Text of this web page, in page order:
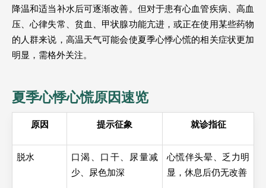
降温和适当补水后可逐渐改善。但对于患有心血管疾病、高血
压、心律失常、贫血、甲状腺功能亢进，或正在使用某些药物
的人群来说，高温天气可能会使夏季心悸心慌的相关症状更加
明显，需格外关注。
夏季心悸心慌原因速览
原因 提示征象 就诊指征
脱水
口渴、口干、尿量减
少、尿色加深
心慌伴头晕、乏力明
显，休息后仍无改善